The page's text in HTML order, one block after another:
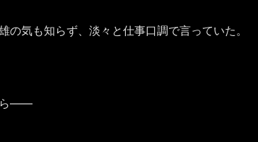
気も知らず、淡々と仕事口調で言っていた。
ら――